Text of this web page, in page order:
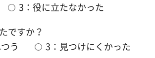
3：役に立たなかった
ですか？
う 3：見つけにくかった